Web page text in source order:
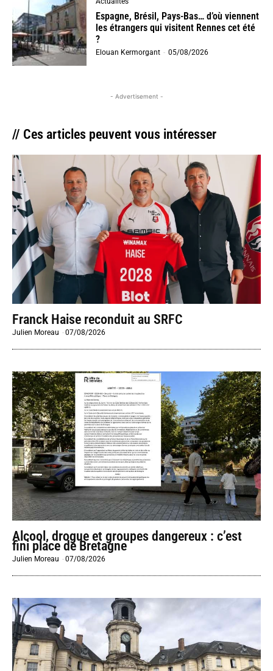
Espagne, Brésil, Pays-Bas… d’où viennent
les étrangers qui visitent Rennes cet été
?
Elouan Kermorgant - 05/08/2026
- Advertisement -
// Ces articles peuvent vous intéresser
Franck Haise reconduit au SRFC
Julien Moreau -07/08/2026
Alcool, drogue et groupes dangereux : c’est
fini place de Bretagne
Julien Moreau -07/08/2026